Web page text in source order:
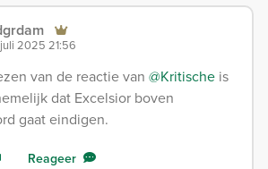
2025 21:56
van de reactie van @Kritischeis
dat Excelsior boven
gaat eindigen.
Reageer